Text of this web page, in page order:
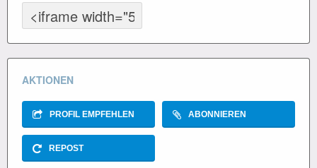
AKTIONEN
PROFIL EMPFEHLEN ABONNIEREN
REPOST